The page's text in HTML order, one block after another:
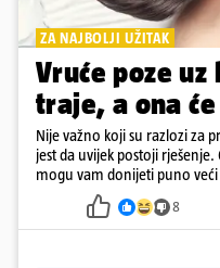
ZA NAJBOLJI UŽITAK
Vruće poze
traje, a ona
Nije važno koji su razlozi za
jest da uvijek postoji
mogu vam donijeti puno
8